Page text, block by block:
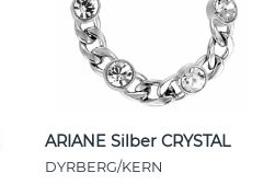
ARIANE Silber CRYSTAL
DYRBERG/KERN